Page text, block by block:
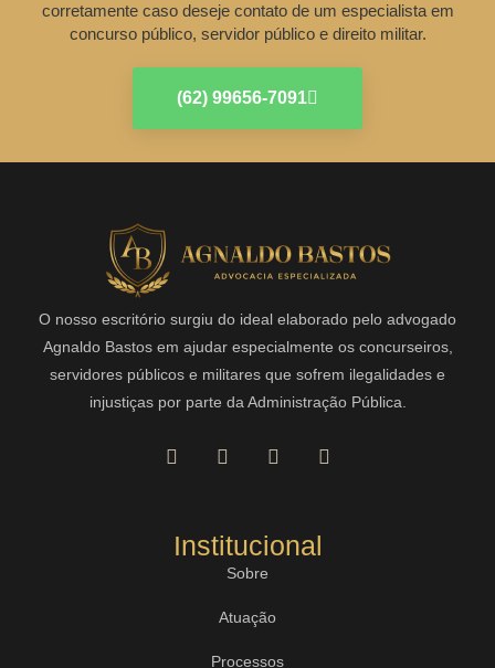
corretamente caso deseje contato de um especialista em
concurso público, servidor público e direito militar.
(62) 99656-7091
O nosso escritório surgiu do ideal elaborado pelo advogado
Agnaldo Bastos em ajudar especialmente os concurseiros,
servidores públicos e militares que sofrem ilegalidades e
injustiças por parte da Administração Pública.
Institucional
Sobre
Atuação
Processos